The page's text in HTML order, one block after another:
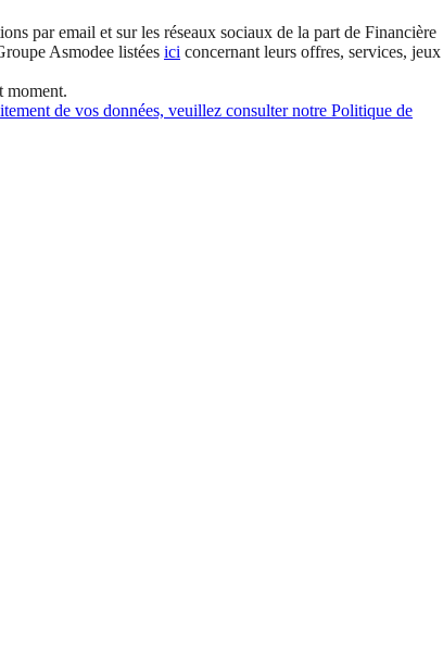
par email et sur les réseaux sociaux de la part de Financière
Asmodee listées ici concernant leurs offres, services,
moment.
de vos données, veuillez consulter notre Politique de